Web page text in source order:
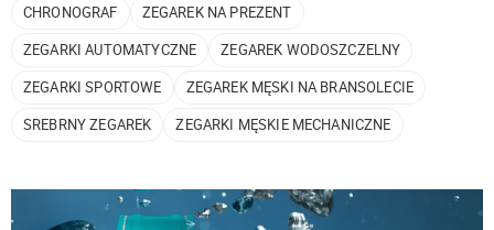
CHRONOGRAF
ZEGAREK NA PREZENT
ZEGARKI AUTOMATYCZNE
ZEGAREK WODOSZCZELNY
ZEGARKI SPORTOWE
ZEGAREK MĘSKI NA BRANSOLECIE
SREBRNY ZEGAREK
ZEGARKI MĘSKIE MECHANICZNE